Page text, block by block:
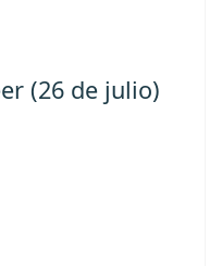
(26 de julio)